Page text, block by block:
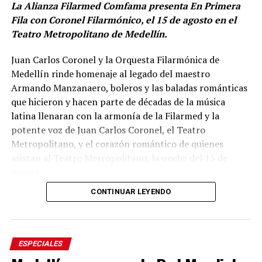
La Alianza Filarmed Comfama presenta En Primera
Fila con Coronel Filarmónico, el 15 de agosto en el
Teatro Metropolitano de Medellín.
Juan Carlos Coronel y la Orquesta Filarmónica de
Medellín rinde homenaje al legado del maestro
Armando Manzanaero, boleros y las baladas románticas
que hicieron y hacen parte de décadas de la música
latina llenaran con la armonía de la Filarmed y la
potente voz de Juan Carlos Coronel, el Teatro
Metropolitano, y el corazón romántico de quienes
Cancones como Esta tarde Vi Llover, Contigo Aprendí,
memoria musical de varias generaciones. Melodías que
han acompañado historias de amor, despedidas y
CONTINUAR LEYENDO
ESPECIALES